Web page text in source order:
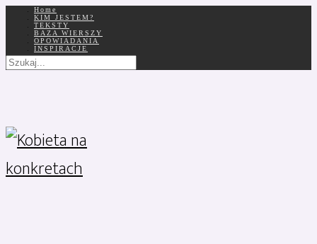
Home
KIM JESTEM?
TEKSTY
BAZA WIERSZY
OPOWIADANIA
INSPIRACJE